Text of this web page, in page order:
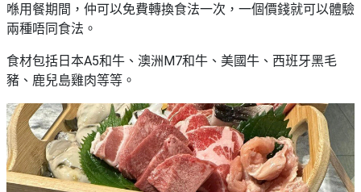
體
驗
手
作
工
作
坊
戶
灘
露
營
#
水
上
活
動
喺用餐期間，仲可以免費轉換食法一次，一個價錢就可以體驗
兩種唔同食法。
食材包括日本A5和牛、澳洲M7和牛、美國牛、西班牙黑毛
豬、鹿兒島雞肉等等。